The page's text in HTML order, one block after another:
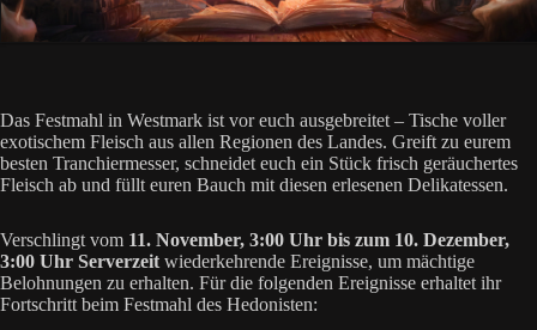
Das Festmahl in Westmark ist vor euch ausgebreitet – Tische voller
exotischem Fleisch aus allen Regionen des Landes. Greift zu eurem
besten Tranchiermesser, schneidet euch ein Stück frisch geräuchertes
Fleisch ab und füllt euren Bauch mit diesen erlesenen Delikatessen.
Verschlingt vom 11. November, 3:00 Uhr bis zum 10. Dezember,
3:00 Uhr Serverzeit wiederkehrende Ereignisse, um mächtige
Belohnungen zu erhalten. Für die folgenden Ereignisse erhaltet ihr
Fortschritt beim Festmahl des Hedonisten: